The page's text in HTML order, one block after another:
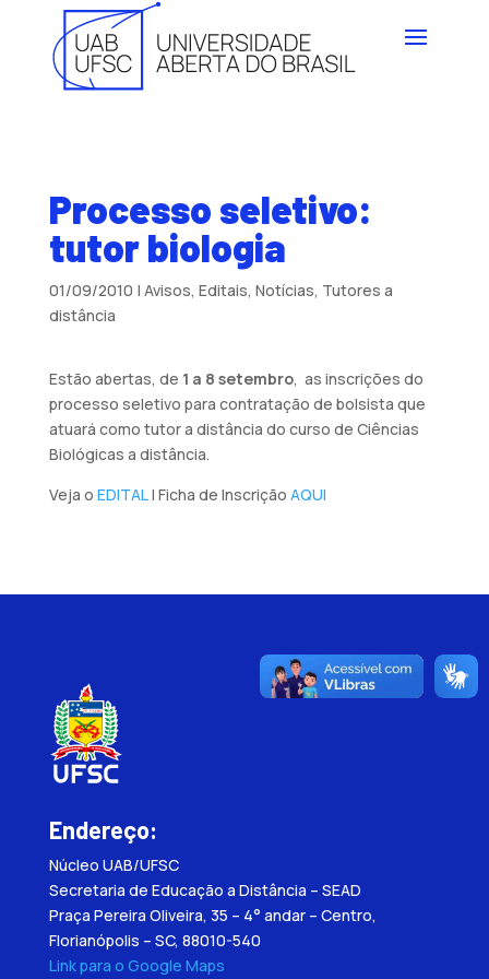
Processo seletivo:
tutor biologia
01/09/2010 | Avisos, Editais, Notícias, Tutores a
distância
Estão abertas, de 1 a 8 setembro, as inscrições do
processo seletivo para contratação de bolsista que
atuará como tutor a distância do curso de Ciências
Biológicas a distância.
Veja o EDITAL| Ficha de Inscrição AQUI
Endereço:
Núcleo UAB/UFSC
Secretaria de Educação a Distância – SEAD
Praça Pereira Oliveira, 35 – 4° andar – Centro,
Florianópolis – SC, 88010-540
Link para o Google Maps